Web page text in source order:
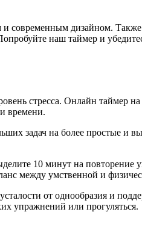
и современным дизайном.
наш таймер и
стресса. Онлайн таймер
времени.
задач на более простые и
10 минут на
между умственной и
от однообразия и
упражнений или прогуляться.